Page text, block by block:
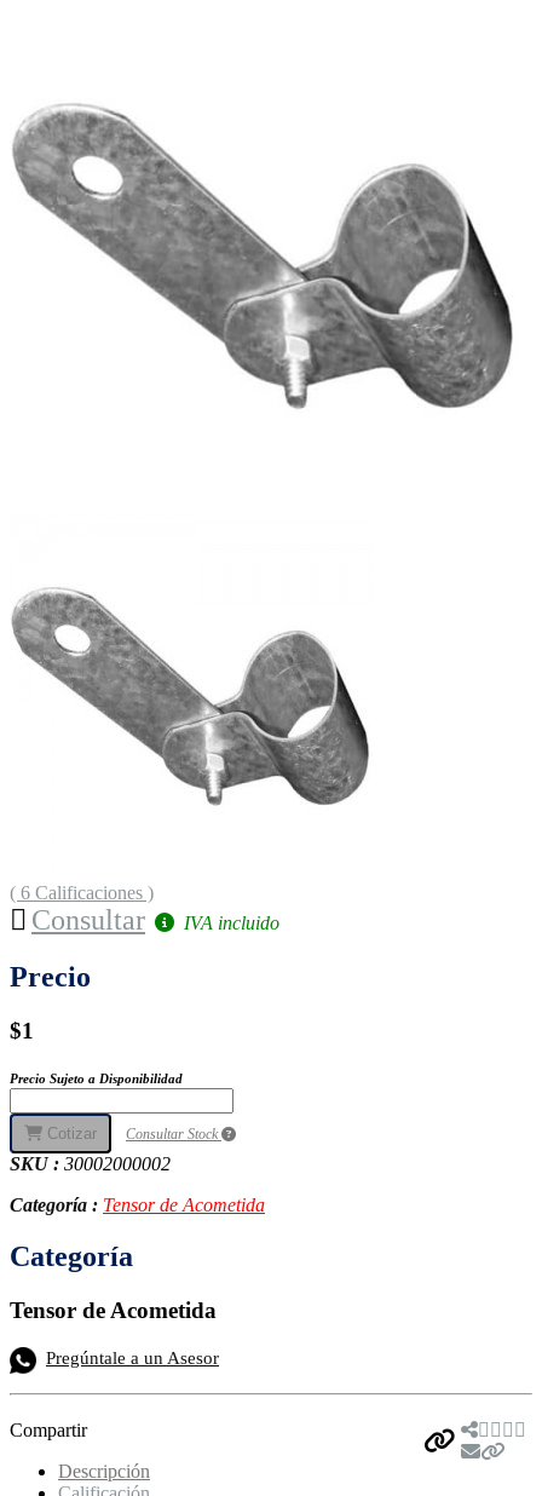
( 6 Calificaciones )
Consultar IVA incluido
Precio
$1
Precio Sujeto a Disponibilidad
Cotizar Consultar Stock
SKU : 30002000002
Categoría : Tensor de Acometida
Categoría
Tensor de Acometida
Pregúntale a un Asesor
Compartir
Descripción